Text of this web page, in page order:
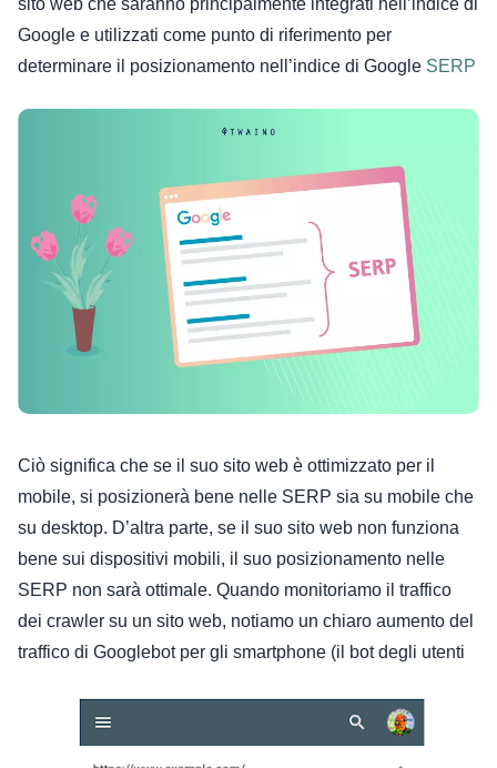
Google e utilizzati come punto di riferimento per
determinare il posizionamento nell’indice di Google SERP
Ciò significa che se il suo sito web è ottimizzato per il
mobile, si posizionerà bene nelle SERP sia su mobile che
su desktop. D’altra parte, se il suo sito web non funziona
bene sui dispositivi mobili, il suo posizionamento nelle
SERP non sarà ottimale. Quando monitoriamo il traffico
dei crawler su un sito web, notiamo un chiaro aumento del
traffico di Googlebot per gli smartphone (il bot degli utenti